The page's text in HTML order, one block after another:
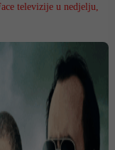
televizije u nedjelju,